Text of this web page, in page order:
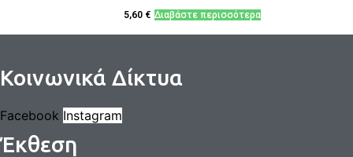
5,60 € Διαβάστε περισσότερα
Κοινωνικά Δίκτυα
Facebook Instagram
Έκθεση